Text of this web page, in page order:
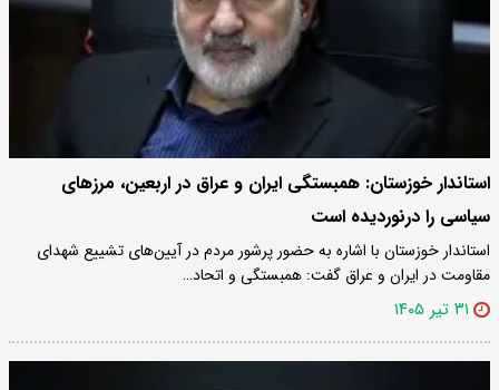
استاندار خوزستان: همبستگی ایران و عراق در اربعین، مرزهای
سیاسی را درنوردیده است
استاندار خوزستان با اشاره به حضور پرشور مردم در آیین‌های تشییع شهدای
مقاومت در ایران و عراق گفت: همبستگی و اتحاد…
۳۱ تیر ۱۴۰۵